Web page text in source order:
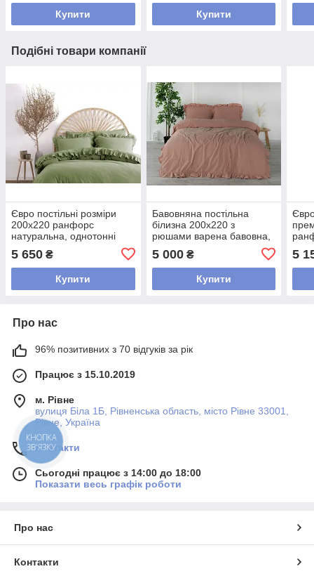
Купити Купити
Подібні товари компанії
Євро постільні розміри
200х220 ранфорс
натуральна, однотонні
білизни Оливковий
5 650 ₴
Купити
Бавовняна постільна
білизна 200х220 з
рюшами варена бавовна,
Ранфорсу Рожевий
5 000₴
Купити
5
Про нас
96% позитивних з 70 відгуків за рік
Працює з 15.10.2019
м. Рівне
вулиця Біла 1Б, Рівненська область, місто Рівне 33001,
Рівне, Україна
Контакти
Сьогодні працює з 14:00 до 18:00
Показати весь графік роботи
Про нас
Контакти
КНОПКА
ЗВ'ЯЗКУ